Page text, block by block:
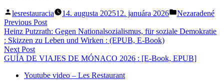
Posted
by
lesrestauracia 14. augusta 202512. januára 2026
Posted
Nezaradené
Navigácia
v
článku
Previous PostPrevious
post:
Heinz Putzrath: Gegen Nationalsozialismus, für soziale Demokratie
: Skizzen zu Leben und Wirken : (EPUB, E-Book)
Next PostNext
post:
GUÍA DE VIAJES DE MÓNACO 2026 : [E-Book, EPUB]
Youtube video – Les Restaurant